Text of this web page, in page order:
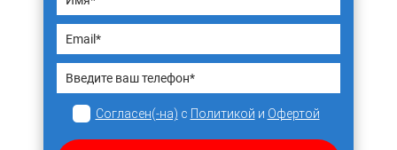
Согласен(-на) с Политикой и Офертой